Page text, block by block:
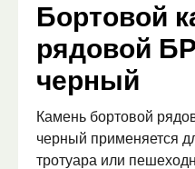
Бортовой
рядовой
черный
Камень бортовой
черный применяется
тротуара или